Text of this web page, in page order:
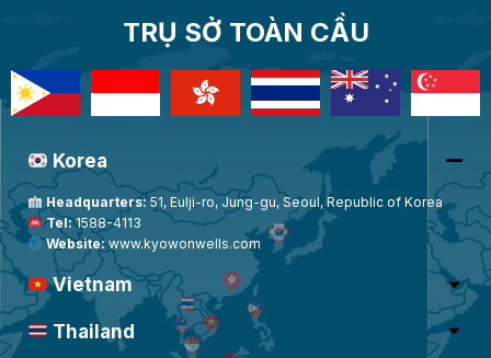
TRỤ SỞ TOÀN CẦU
Korea
Headquarters:51, Eulji-ro, Jung-gu, Seoul, Republic of Korea
Tel:1588-4113
Website:www.kyowonwells.com
Vietnam
Thailand